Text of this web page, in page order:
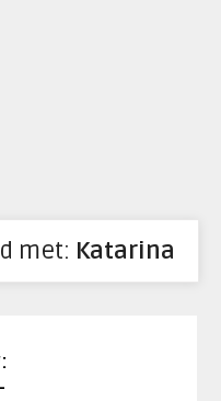
met: Katarina